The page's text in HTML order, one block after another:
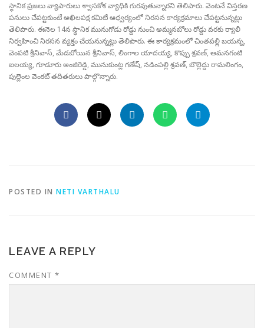
స్థానిక ప్రజలు వ్యాపారులు శ్వాసకోశ వ్యాధికి గురవుతున్నారని తెలిపారు. వెంటనే విస్తరణ
పనులు చేపట్టకుంటే అఖిలపక్ష కమిటీ ఆధ్వర్యంలో నిరసన కార్యక్రమాలు చేపట్టనున్నట్లు
తెలిపారు. ఈనెల 14న స్థానిక మునుగోడు రోడ్డు నుంచి అమ్మనబోలు రోడ్డు వరకు ర్యాలీ
నిర్వహించి నిరసన వ్యక్తం చేయనున్నట్లు తెలిపారు. ఈ కార్యక్రమంలో చింతపల్లి బయన్న,
వెంపటి శ్రీనివాస్, మేడబోయిన శ్రీనివాస్, లింగాల యాదయ్య, కొప్పు శ్రవణ్, ఆమనగంటి
ఐలయ్య, గూడూరు అంజిరెడ్డి, మునుకుంట్ల గణేష్, నడింపల్లి శ్రవణ్, బొల్లెద్దు రామలింగం,
పుల్లెంల వెంకట్ తదితరులు పాల్గొన్నారు.
POSTED IN NETI VARTHALU
LEAVE A REPLY
COMMENT *